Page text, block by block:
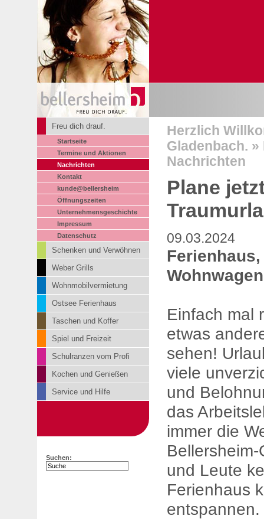
Freu dich drauf.
Startseite
Termine und Aktionen
Nachrichten
Kontakt
kunde@bellersheim
Öffnungszeiten
Unternehmensgeschichte
Impressum
Datenschutz
Schenken und Verwöhnen
Weber Grills
Wohnmobilvermietung
Ostsee Ferienhaus
Taschen und Koffer
Spiel und Freizeit
Schulranzen vom Profi
Kochen und Genießen
Service und Hilfe
Suchen:
Herzlich
Gladenbach.
Nachrichten
Plane
09.03.2024
Einfach mal
etwas
sehen!
viele
und
das
immer die
und Leute
Ferienhaus
entspannen.